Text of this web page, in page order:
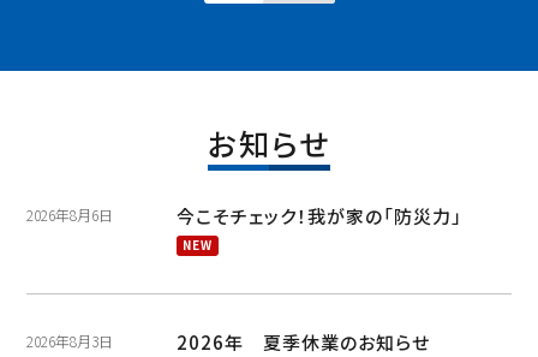
お知らせ
2026年8月6日 今こそチェック！我が家の「防災力」
2026年8月3日 2026年 夏季休業のお知らせ